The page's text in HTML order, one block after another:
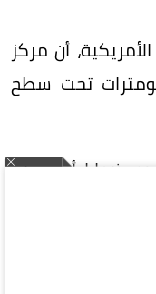
أن مركز
وقع على عمق 10 كيلومترات تحت سطح
ضحايا أو خسائر